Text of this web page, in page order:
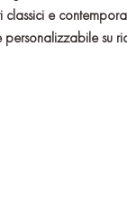
classici e
su